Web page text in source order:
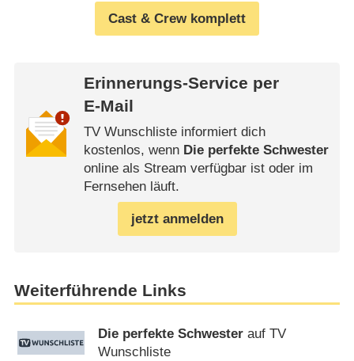
Cast & Crew komplett
Erinnerungs-Service per
E-Mail
TV Wunschliste informiert dich
kostenlos, wenn Die perfekte Schwester
online als Stream verfügbar ist oder im
Fernsehen läuft.
jetzt anmelden
Weiterführende Links
Die perfekte Schwester auf TV
Wunschliste